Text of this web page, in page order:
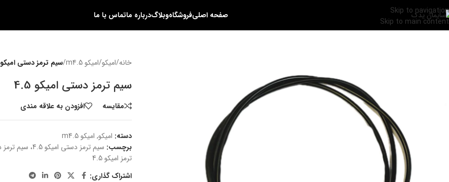
Skip to navigation
Skip to main content
صفحه اصلیفروشگاهوبلاگدرباره ماتماس با ما
خانه/امیکو/امیکو m4.5 /سیم ترمز دستی امیکو 4.5
سیم ترمز دستی امیکو 4.5
مقایسه افزودن به علاقه مندی
دسته: امیکو, امیکو m4.5
برچسب:
ترمز امیکو 4.5
اشتراک گذاری: